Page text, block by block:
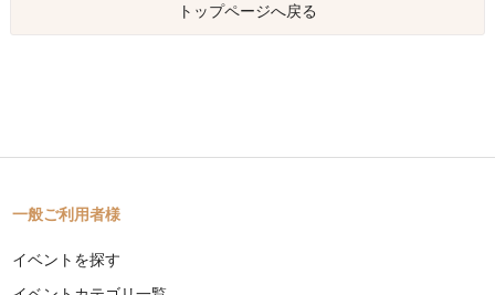
トップページへ戻る
一般ご利用者様
イベントを探す